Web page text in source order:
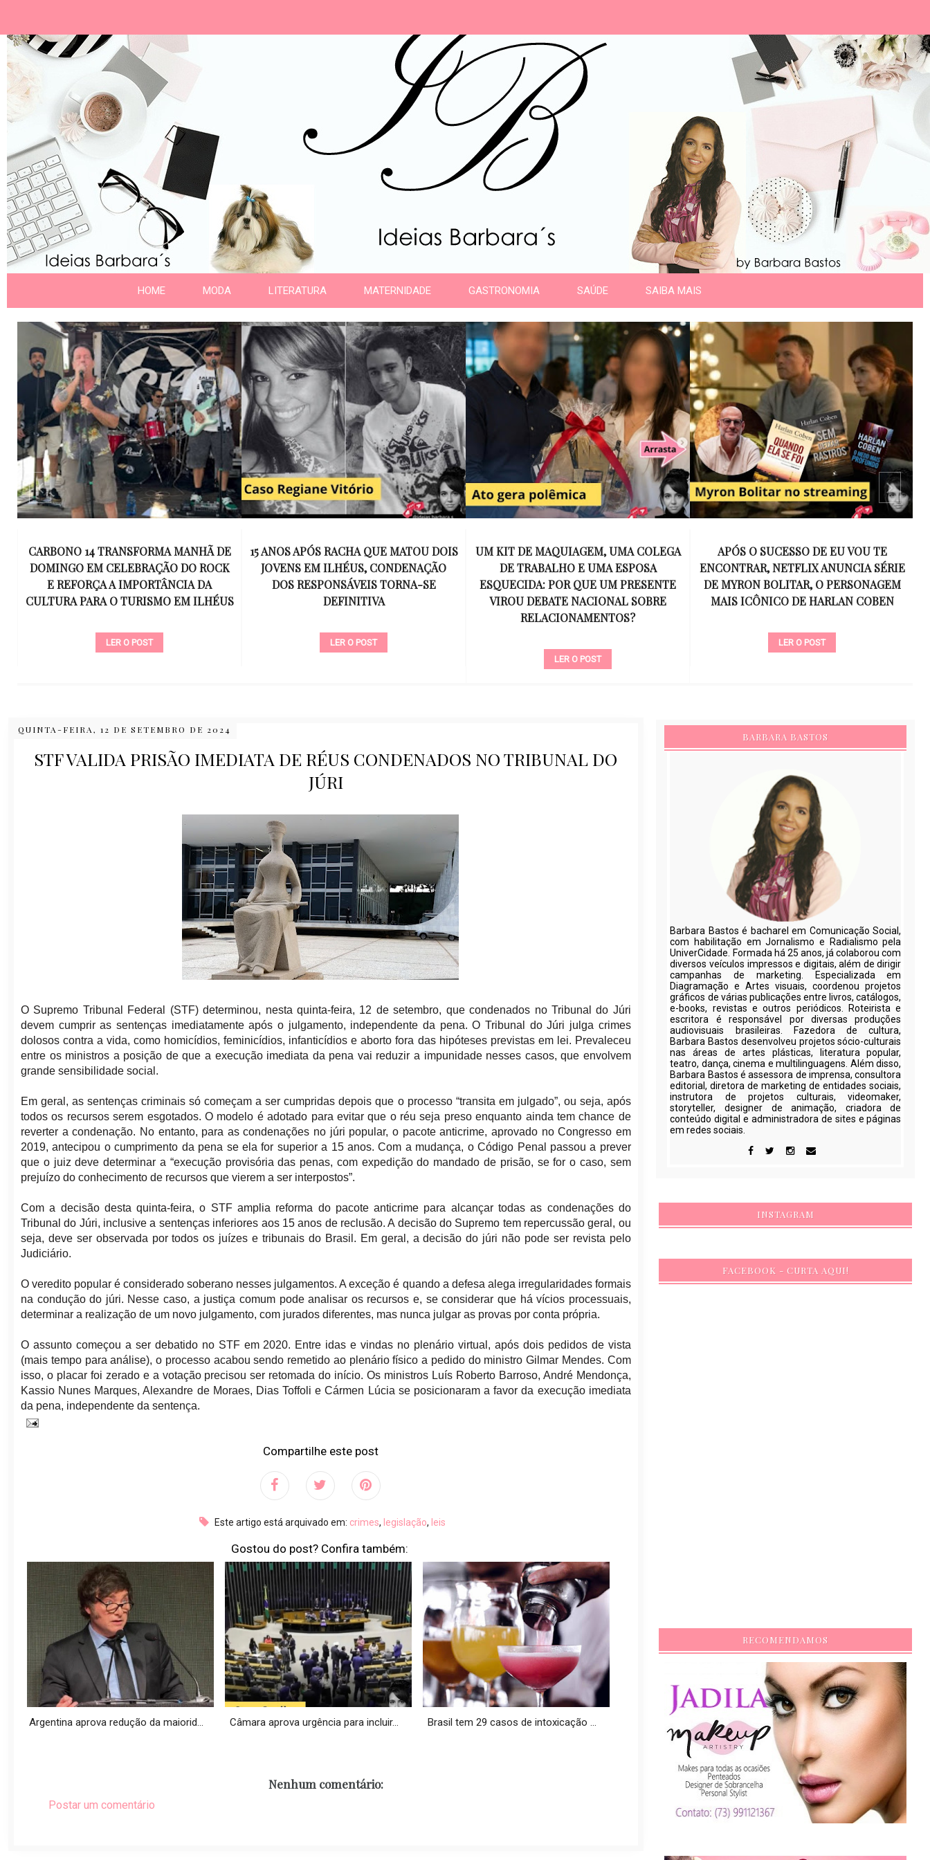
HOME MODA LITERATURA MATERNIDADE GASTRONOMIA SAÚDE SAIBA MAIS
15 ANOS APÓS RACHA QUE MATOU DOIS
JOVENS EM ILHÉUS, CONDENAÇÃO
DOS RESPONSÁVEIS TORNA-SE
DEFINITIVA
LER O POST
UM KIT DE MAQUIAGEM, UMA COLEGA
DE TRABALHO E UMA ESPOSA
ESQUECIDA: POR QUE UM PRESENTE
VIROU DEBATE NACIONAL SOBRE
APÓS O SUCESSO DE EU VOU TE
ENCONTRAR, NETFLIX ANUNCIA SÉRIE
DE MYRON BOLITAR, O PERSONAGEM
MAIS ICÔNICO DE HARLAN COBEN
15 ANOS SEM AMY WINEHOUSE: A VOZ
INESQUECÍVEL QUE REVOLUCIONOU A
MÚSICA E SE TORNOU UM SÍMBOLO
DE UMA GERAÇÃO
LER O POST
QUINTA-FEIRA, 12 DE SETEMBRO DE 2024
STF VALIDA PRISÃO IMEDIATA DE RÉUS CONDENADOS NO TRIBUNAL DO
JÚRI
O Supremo Tribunal Federal (STF) determinou, nesta quinta-feira, 12 de setembro, que condenados no Tribunal do Júri
devem cumprir as sentenças imediatamente após o julgamento, independente da pena. O Tribunal do Júri julga crimes
dolosos contra a vida, como homicídios, feminicídios, infanticídios e aborto fora das hipóteses previstas em lei. Prevaleceu
entre os ministros a posição de que a execução imediata da pena vai reduzir a impunidade nesses casos, que envolvem
grande sensibilidade social.
Em geral, as sentenças criminais só começam a ser cumpridas depois que o processo “transita em julgado”, ou seja, após
todos os recursos serem esgotados. O modelo é adotado para evitar que o réu seja preso enquanto ainda tem chance de
reverter a condenação. No entanto, para as condenações no júri popular, o pacote anticrime, aprovado no Congresso em
2019, antecipou o cumprimento da pena se ela for superior a 15 anos. Com a mudança, o Código Penal passou a prever
que o juiz deve determinar a “execução provisória das penas, com expedição do mandado de prisão, se for o caso, sem
prejuízo do conhecimento de recursos que vierem a ser interpostos”.
Com a decisão desta quinta-feira, o STF amplia reforma do pacote anticrime para alcançar todas as condenações do
Tribunal do Júri, inclusive a sentenças inferiores aos 15 anos de reclusão. A decisão do Supremo tem repercussão geral, ou
seja, deve ser observada por todos os juízes e tribunais do Brasil. Em geral, a decisão do júri não pode ser revista pelo
Judiciário.
O veredito popular é considerado soberano nesses julgamentos. A exceção é quando a defesa alega irregularidades formais
na condução do júri. Nesse caso, a justiça comum pode analisar os recursos e, se considerar que há vícios processuais,
determinar a realização de um novo julgamento, com jurados diferentes, mas nunca julgar as provas por conta própria.
O assunto começou a ser debatido no STF em 2020. Entre idas e vindas no plenário virtual, após dois pedidos de vista
(mais tempo para análise), o processo acabou sendo remetido ao plenário físico a pedido do ministro Gilmar Mendes. Com
isso, o placar foi zerado e a votação precisou ser retomada do início. Os ministros Luís Roberto Barroso, André Mendonça,
Kassio Nunes Marques, Alexandre de Moraes, Dias Toffoli e Cármen Lúcia se posicionaram a favor da execução imediata
da pena, independente da sentença.
Compartilhe este post
Este artigo está arquivado em: crimes, legislação, leis
Gostou do post? Confira também:
Argentina aprova redução da maiorid... Câmara aprova urgência para incluir... Brasil tem 29 casos de intoxicação ...
Nenhum comentário:
Postar um comentário
BARBARA BASTOS
Barbara Bastos é bacharel em Comunicação Social,
com habilitação em Jornalismo e Radialismo pela
UniverCidade. Formada há 25 anos, já colaborou com
diversos veículos impressos e digitais, além de dirigir
campanhas de marketing. Especializada em
Diagramação e Artes visuais, coordenou projetos
gráficos de várias publicações entre livros, catálogos,
e-books, revistas e outros periódicos. Roteirista e
escritora é responsável por diversas produções
audiovisuais brasileiras. Fazedora de cultura,
Barbara Bastos desenvolveu projetos sócio-culturais
nas áreas de artes plásticas, literatura popular,
teatro, dança, cinema e multilinguagens. Além disso,
Barbara Bastos é assessora de imprensa, consultora
editorial, diretora de marketing de entidades sociais,
instrutora de projetos culturais, videomaker,
storyteller, designer de animação, criadora de
conteúdo digital e administradora de sites e páginas
em redes sociais.
INSTAGRAM
FACEBOOK - CURTA AQUI!
RECOMENDAMOS